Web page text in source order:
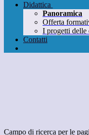
Didattica
Panoramica
Offerta
I progetti delle
Contatti
Campo di ricerca per le